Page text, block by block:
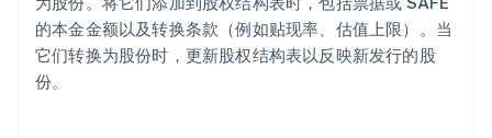
的本金金额以及转换条款（例如贴现率、估值上限）。当
它们转换为股份时，更新股权结构表以反映新发行的股
份。